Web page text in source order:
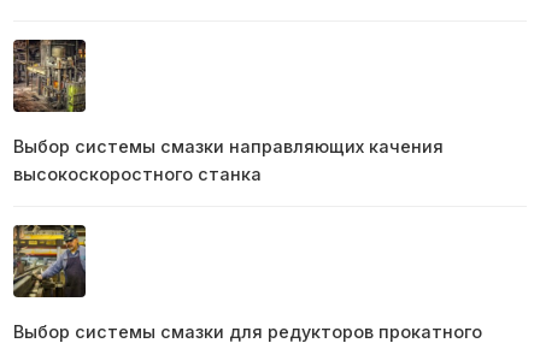
Выбор системы смазки направляющих качения
высокоскоростного станка
Выбор системы смазки для редукторов прокатного